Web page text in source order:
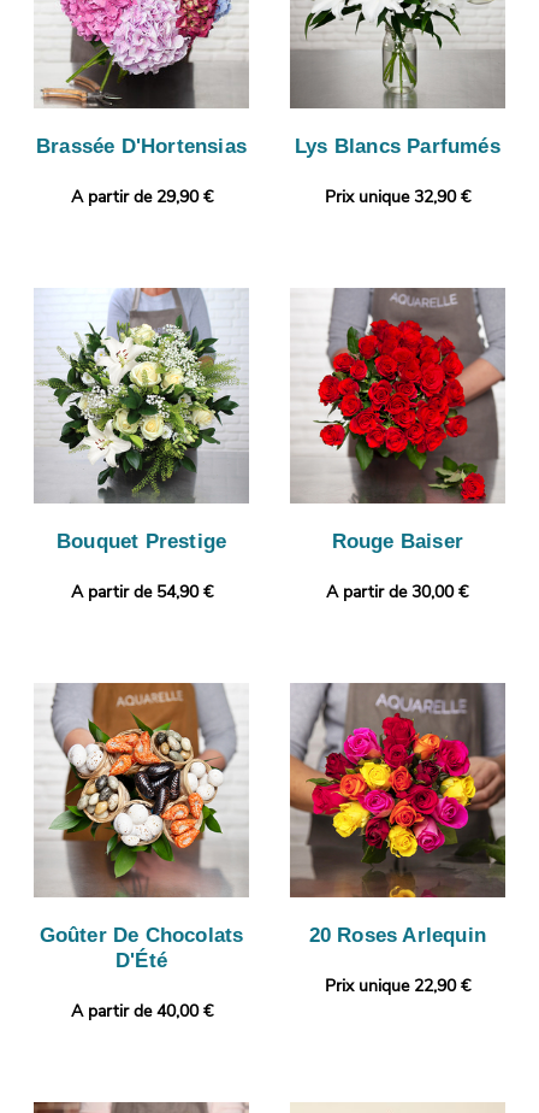
Brassée D'Hortensias
A partir de 29,90 €
Lys Blancs Parfumés
Prix unique 32,90 €
Bouquet Prestige
A partir de 54,90 €
Rouge Baiser
A partir de 30,00 €
Goûter De Chocolats
D'Été
A partir de 40,00 €
20 Roses Arlequin
Prix unique 22,90 €